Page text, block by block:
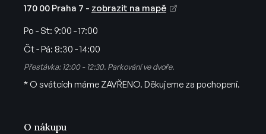
O nákupu
170 00 Praha 7 - zobrazit na mapě
Po - St: 9:00 - 17:00
Čt - Pá: 8:30 - 14:00
Přestávka: 12:00 - 12:30. Parkování ve dvoře.
* O svátcích máme ZAVŘENO. Děkujeme za pochopení.